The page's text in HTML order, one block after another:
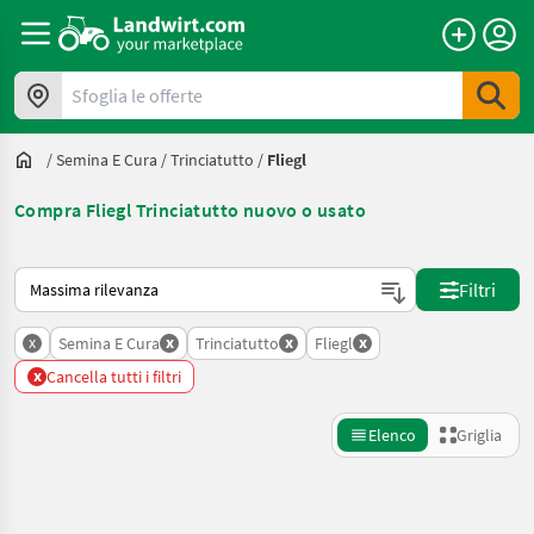
Sfoglia le offerte
/Semina E Cura /Trinciatutto / Fliegl
Compra Fliegl Trinciatutto nuovo o usato
Ecco come viene ordinato su Landwirt.com
Filtri
x Semina E Cura x Trinciatutto x Fliegl x
x Cancella tutti i filtri
Elenco Griglia